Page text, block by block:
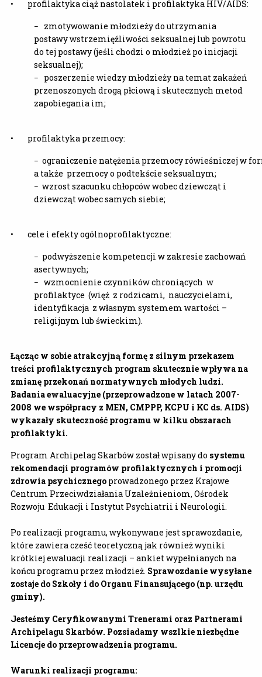
• profilaktyka ciąż nastolatek i profilaktyka HIV/AIDS:
− zmotywowanie młodzieży do utrzymania
postawy wstrzemięźliwości seksualnej lub powrotu
do tej postawy (jeśli chodzi o młodzież po inicjacji
seksualnej);
− poszerzenie wiedzy młodzieży na temat zakażeń
przenoszonych drogą płciową i skutecznych metod
zapobiegania im;
• profilaktyka przemocy:
− ograniczenie natężenia przemocy rówieśniczej w
a także przemocy o podtekście seksualnym;
− wzrost szacunku chłopców wobec dziewcząt i
dziewcząt wobec samych siebie;
• cele i efekty ogólnoprofilaktyczne:
− podwyższenie kompetencji w zakresie zachowań
asertywnych;
− wzmocnienie czynników chroniących w
profilaktyce (więź z rodzicami, nauczycielami,
identyfikacja z własnym systemem wartości –
religijnym lub świeckim).
Łącząc w sobie atrakcyjną formę z silnym przekazem
treści profilaktycznych program skutecznie wpływa na
zmianę przekonań normatywnych młodych ludzi.
Badania ewaluacyjne (przeprowadzone w latach 2007-
2008 we współpracy z MEN, CMPPP, KCPU i KC ds. AIDS)
wykazały skuteczność programu w kilku obszarach
profilaktyki.
Program Archipelag Skarbów został wpisany do systemu
rekomendacji programów profilaktycznych i promocji
zdrowia psychicznegoprowadzonego przez Krajowe
Centrum Przeciwdziałania Uzależnieniom, Ośrodek
Rozwoju Edukacji i Instytut Psychiatrii i Neurologii.
Po realizacji programu, wykonywane jest sprawozdanie,
które zawiera cześć teoretyczną jak również wyniki
krótkiej ewaluacji realizacji – ankiet wypełnianych na
końcu programu przez młodzież. Sprawozdanie wysyłane
zostaje do Szkoły i do Organu Finansującego (np. urzędu
gminy).
Jesteśmy Ceryfikowanymi Trenerami oraz Partnerami
Archipelagu Skarbów. Pozsiadamy wszlkie niezbędne
Licencje do przeprowadzenia programu.
Warunki realizacji programu: